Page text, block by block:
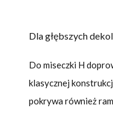
Dla głębszych
Do miseczki H
klasycznej
pokrywa również